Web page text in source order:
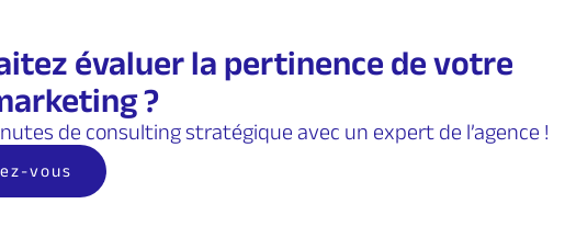
évaluer la pertinence de votre
?
de consulting stratégique avec un expert de l’agence !
vous